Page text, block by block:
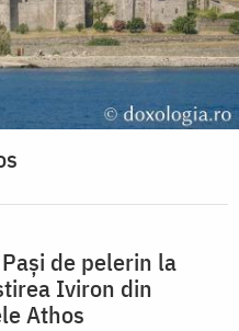
de pelerin la
Iviron din
Athos